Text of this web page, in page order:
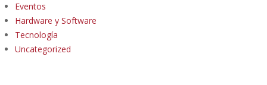
Eventos
Hardware y Software
Tecnología
Uncategorized